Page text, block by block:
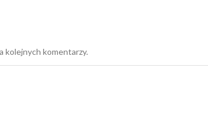
kolejnych komentarzy.